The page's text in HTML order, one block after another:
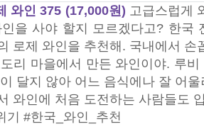
와인 375 (17,000원) 고급스럽게
을 사야 할지 모르겠다고? 한국
로제 와인을 추천해. 국내에서 손
리 마을에서 만든 와인이야. 루
달지 않아 어느 음식에나 잘 어
와인에 처음 도전하는 사람들도
기 #한국_와인_추천